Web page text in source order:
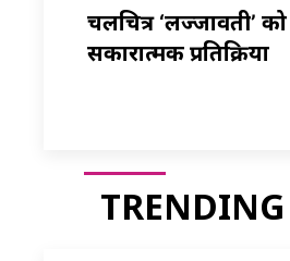
चलचित्र ‘लज्जावती’ को
सकारात्मक प्रतिक्रिया